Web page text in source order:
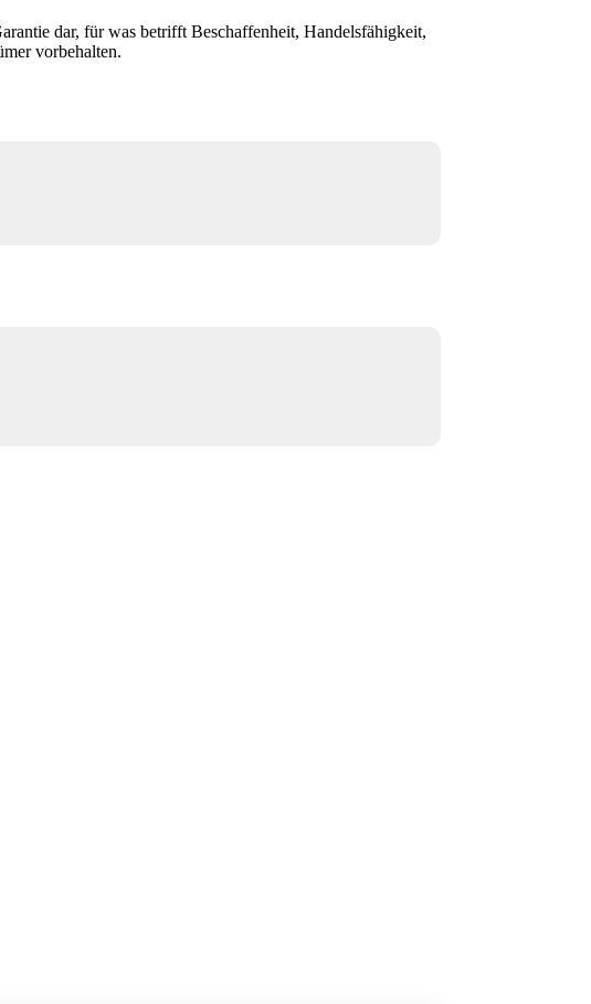
dar, für was betrifft Beschaffenheit, Handelsfähigkeit,
vorbehalten.